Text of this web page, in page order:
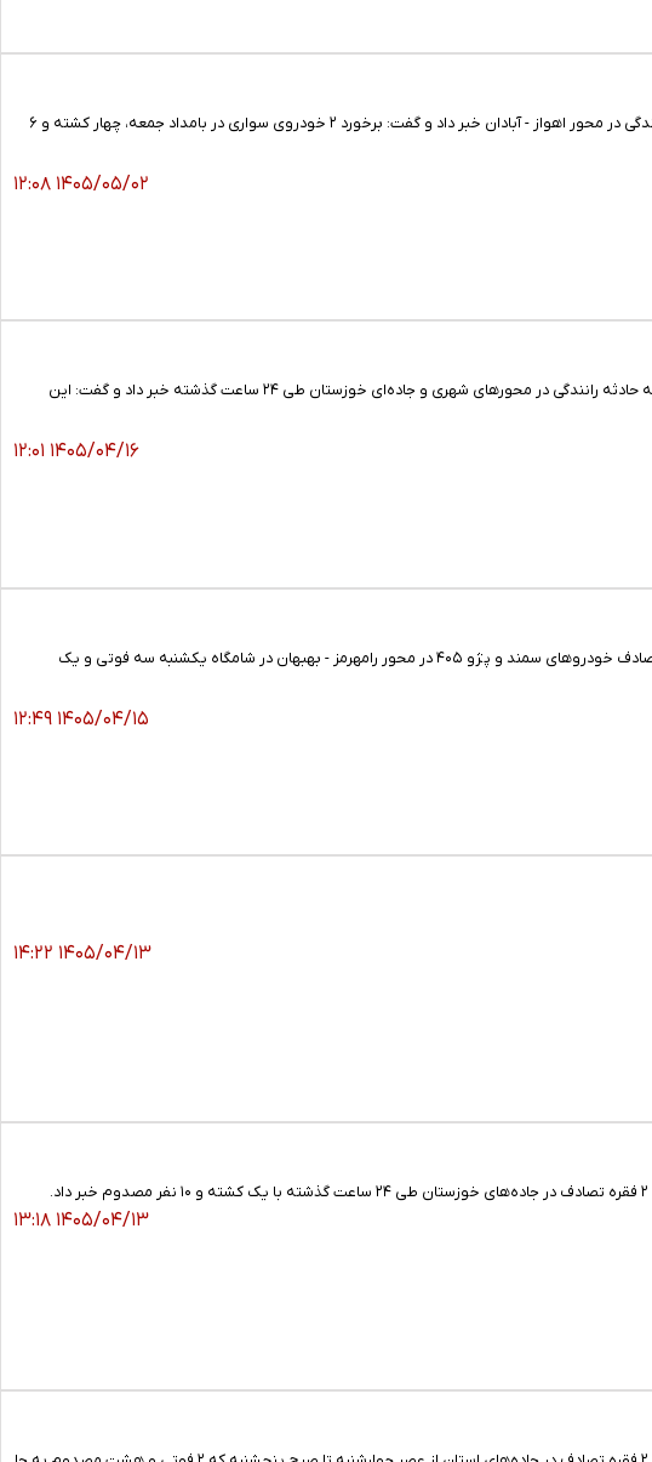
مدیر اورژانس پیش‌بیمارستانی و مدیریت حوادث دانشگاه علوم پزشکی اهواز از وقوع یک سانحه رانندگی در محور اهواز - آبادان خبر داد و گفت: برخورد ۲ خودروی سواری در بامداد جمعه، چهار کشته و ۶
۱۴۰۵/۰۵/۰۲ ۱۲:۰۸
مدیر اورژانس پیش‌بیمارستانی و مدیریت حوادث دانشگاه علوم پزشکی جندی‌شاپور اهواز از وقوع سه حادثه رانندگی در محورهای شهری و جاده‌ای خوزستان طی ۲۴ ساعت گذشته خبر داد و گفت: این
۱۴۰۵/۰۴/۱۶ ۱۲:۰۱
رییس اورژانس پیش بیمارستانی و مدیریت حوادث دانشگاه علوم پزشکی جندی شاپور اهواز گفت: تصادف خودروهای سمند و پژو ۴۰۵ در محور رامهرمز - بهبهان در شامگاه یکشنبه سه فوتی و یک
۱۴۰۵/۰۴/۱۵ ۱۲:۴۹
۱۴۰۵/۰۴/۱۳ ۱۴:۲۲
۱۴۰۵/۰۴/۱۳ ۱۳:۱۸